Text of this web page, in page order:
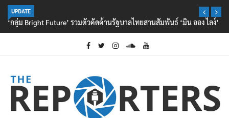
UPDATE
‘กลุ่ม Bright Future’ รวมตัวคัดค้านรัฐบาลไทยสานสัมพันธ์ ‘มิน ออง ไลง์’